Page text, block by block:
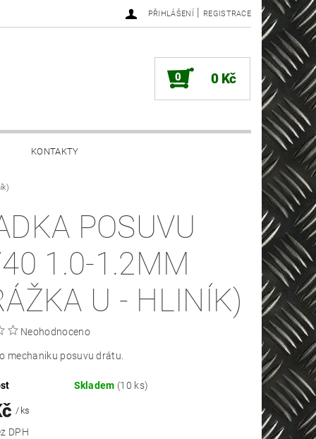
PŘIHLÁŠENÍ | REGISTRACE
0 0 Kč
KONTAKTY
POSUVU
1.0-1.2MM
U - HLINÍK)
Neohodnoceno
mechaniku posuvu drátu.
Skladem (10 ks)
/ ks
bez DPH